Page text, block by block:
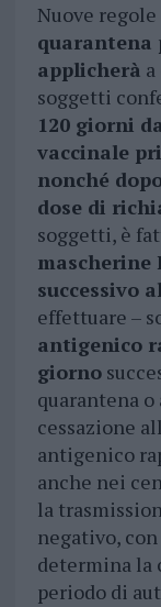
Nuove
quarantena
applicherà
soggetti
120 giorni
vaccinale
nonché
dose di
soggetti, è
mascherine
successivo
effettuare –
antigenico
giorno
quarantena
cessazione
antigenico
anche nei
la
negativo,
determina la
periodo di